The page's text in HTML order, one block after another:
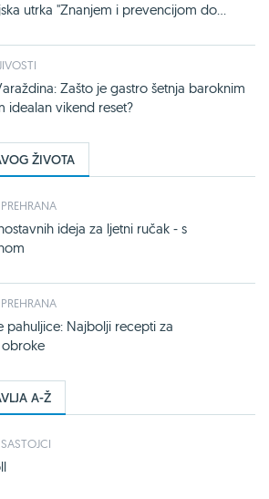
utrka "Znanjem i prevencijom do...
Zašto je gastro šetnja baroknim
idealan vikend reset?
ŽIVOTA
ideja za ljetni ručak - s
pahuljice: Najbolji recepti za
A-Ž